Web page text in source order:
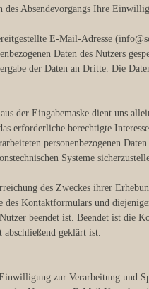
Absendevorgangs Ihre
E-Mail-Adresse
Daten des Nutzers
der Daten an Dritte. Die
der Eingabemaske dient uns
erforderliche berechtigte
personenbezogenen
Systeme
des Zweckes ihrer
des Kontaktformulars und
beendet ist. Beendet ist die
abschließend geklärt ist.
zur Verarbeitung und